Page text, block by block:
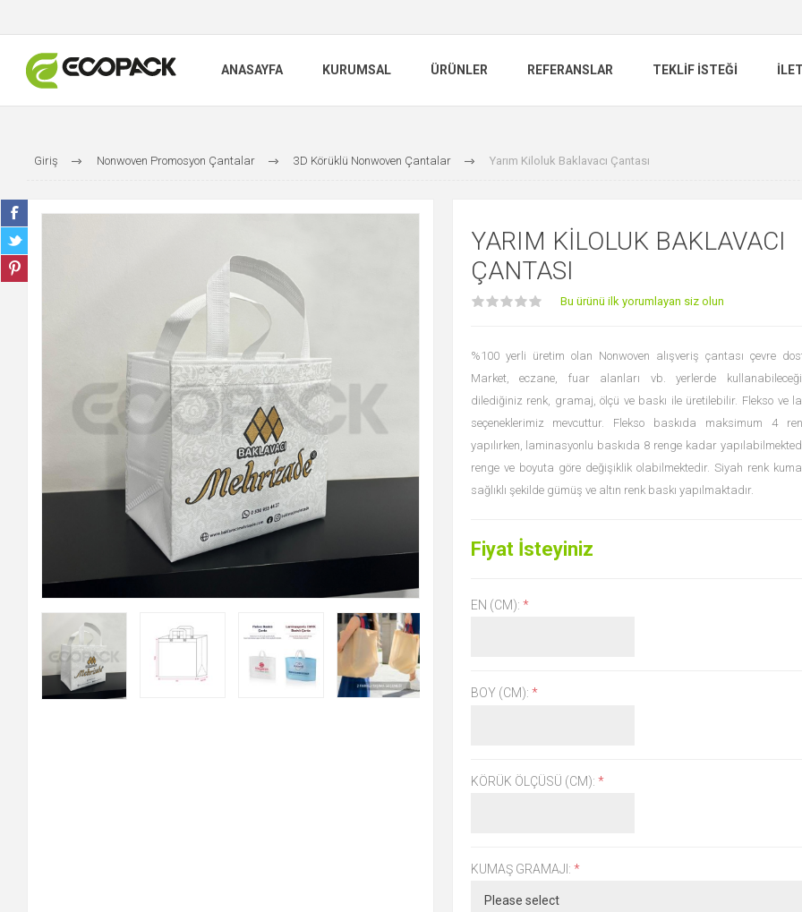
ANASAYFA KURUMSAL ÜRÜNLER REFERANSLAR TEKLIF İSTEĞI
Giriş Nonwoven Promosyon Çantalar 3D Körüklü Nonwoven Çantalar Yarım Kiloluk Baklavacı Çantası
YARIM KILOLUK BAKLAVACI
ÇANTASI
Bu ürünü ilk yorumlayan siz olun
%100 yerli üretim olan Nonwoven alışveriş çantası çevre
Market, eczane, fuar alanları vb. yerlerde
dilediğiniz renk, gramaj, ölçü ve baskı ile üretilebilir. Flekso ve
seçeneklerimiz mevcuttur. Flekso baskıda maksimum 4
yapılırken, laminasyonlu baskıda 8 renge kadar
renge ve boyuta göre değişiklik olabilmektedir. Siyah renk
sağlıklı şekilde gümüş ve altın renk baskı yapılmaktadır.
Fiyat İsteyiniz
EN (CM): *
BOY (CM): *
KÖRÜK ÖLÇÜSÜ (CM): *
KUMAŞ GRAMAJI: *